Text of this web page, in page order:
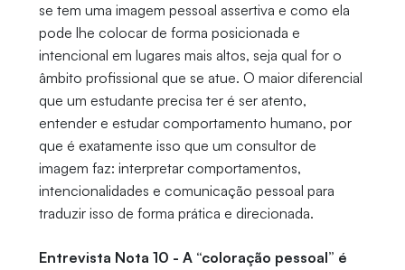
se tem uma imagem pessoal assertiva e como ela
pode lhe colocar de forma posicionada e
intencional em lugares mais altos, seja qual for o
âmbito profissional que se atue. O maior diferencial
que um estudante precisa ter é ser atento,
entender e estudar comportamento humano, por
que é exatamente isso que um consultor de
imagem faz: interpretar comportamentos,
intencionalidades e comunicação pessoal para
traduzir isso de forma prática e direcionada.
Entrevista Nota 10 - A “coloração pessoal” é